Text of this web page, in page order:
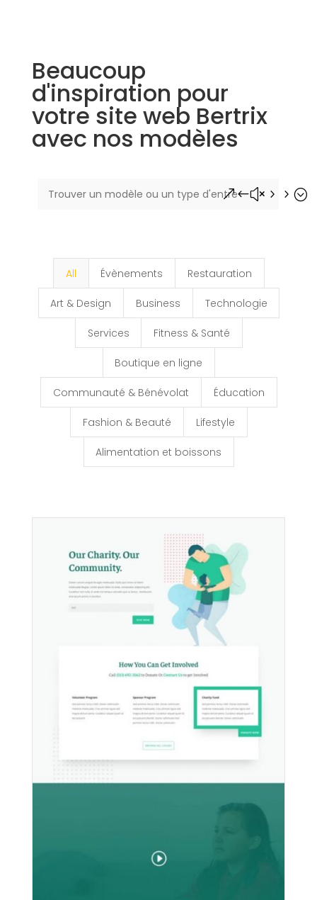
Beaucoup
d'inspiration pour
votre site web Bertrix
avec nos modèles
&#x55;
All Évènements Restauration
Art & Design Business Technologie
Services Fitness & Santé
Boutique en ligne
Communauté & Bénévolat Éducation
Fashion & Beauté Lifestyle
Alimentation et boissons